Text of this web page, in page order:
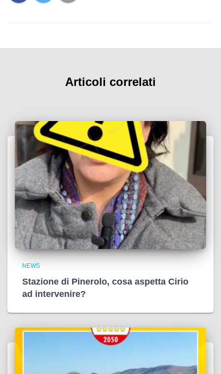
Articoli correlati
NEWS
Stazione di Pinerolo, cosa aspetta Cirio
ad intervenire?